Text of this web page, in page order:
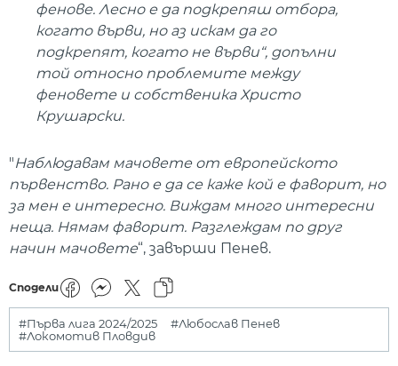
фенове. Лесно е да подкрепяш отбора,
когато върви, но аз искам да го
подкрепят, когато не върви“, допълни
той относно проблемите между
феновете и собственика Христо
Крушарски.
"Наблюдавам мачовете от европейското
първенство. Рано е да се каже кой е фаворит, но
за мен е интересно. Виждам много интересни
неща. Нямам фаворит. Разглеждам по друг
начин мачовете“, завърши Пенев.
Сподели
#Първа лига 2024/2025
#Любослав Пенев
#Локомотив Пловдив